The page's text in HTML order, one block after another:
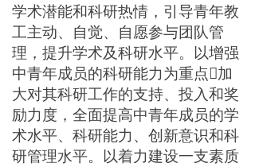
学术潜能和科研热情，引导青年教
工主动、自觉、自愿参与团队管
理，提升学术及科研水平。以增强
中青年成员的科研能力为重点加
大对其科研工作的支持、投入和奖
励力度，全面提高中青年成员的学
术水平、科研能力、创新意识和科
研管理水平。以着力建设一支素质